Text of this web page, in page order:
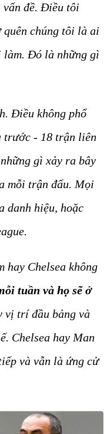
vấn đề. Điều tôi
quên chúng tôi là ai
làm. Đó là những gì
Điều không phổ
trước - 18 trận liên
gì xảy ra bây
mỗi trận đấu. Mọi
danh hiệu, hoặc
hay Chelsea không
tuần và họ sẽ ở
vị trí đầu bảng và
Chelsea hay Man
và vẫn là ứng cử